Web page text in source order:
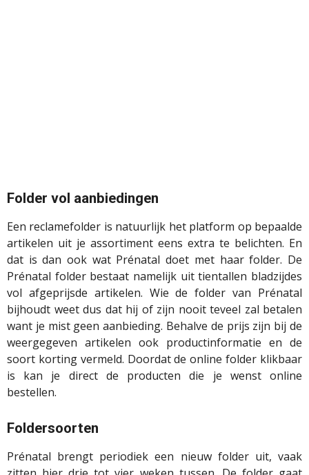
Folder vol aanbiedingen
Een reclamefolder is natuurlijk het platform op bepaalde
artikelen uit je assortiment eens extra te belichten. En
dat is dan ook wat Prénatal doet met haar folder. De
Prénatal folder bestaat namelijk uit tientallen bladzijdes
vol afgeprijsde artikelen. Wie de folder van Prénatal
bijhoudt weet dus dat hij of zijn nooit teveel zal betalen
want je mist geen aanbieding. Behalve de prijs zijn bij de
weergegeven artikelen ook productinformatie en de
soort korting vermeld. Doordat de online folder klikbaar
is kan je direct de producten die je wenst online
bestellen.
Foldersoorten
Prénatal brengt periodiek een nieuw folder uit, vaak